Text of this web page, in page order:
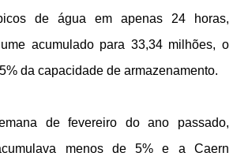
de água em apenas 24 horas,
acumulado para 33,34 milhões, o
da capacidade de armazenamento.
de fevereiro do ano passado,
menos de 5% e a Caern